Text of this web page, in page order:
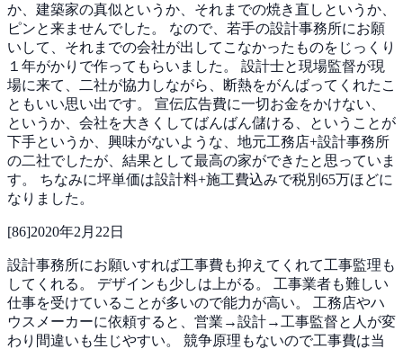
か、建築家の真似というか、それまでの焼き直しというか、
ピンと来ませんでした。 なので、若手の設計事務所にお願
いして、それまでの会社が出してこなかったものをじっくり
１年がかりで作ってもらいました。 設計士と現場監督が現
場に来て、二社が協力しながら、断熱をがんばってくれたこ
ともいい思い出です。 宣伝広告費に一切お金をかけない、
というか、会社を大きくしてばんばん儲ける、ということが
下手というか、興味がないような、地元工務店+設計事務所
の二社でしたが、結果として最高の家ができたと思っていま
す。 ちなみに坪単価は設計料+施工費込みで税別65万ほどに
なりました。
[86]2020年2月22日
設計事務所にお願いすれば工事費も抑えてくれて工事監理も
してくれる。 デザインも少しは上がる。 工事業者も難しい
仕事を受けていることが多いので能力が高い。 工務店やハ
ウスメーカーに依頼すると、営業→設計→工事監督と人が変
わり間違いも生じやすい。 競争原理もないので工事費は当